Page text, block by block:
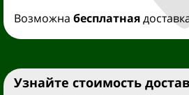
Возможна бесплатная
Узнайте стоимость